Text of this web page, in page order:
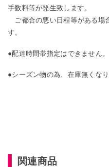
手数料等が発生致します。
ご都合の悪い日程等がある場
す。
●配達時間帯指定はできません。
●シーズン物の為、在庫無くな
関連商品